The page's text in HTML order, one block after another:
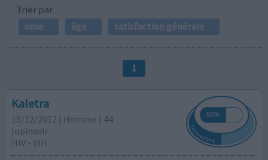
Trier par
sexe
âge satisfaction générale
1
Kaletra
15/12/2012 | Homme | 44
lopinavir
HIV - VIH